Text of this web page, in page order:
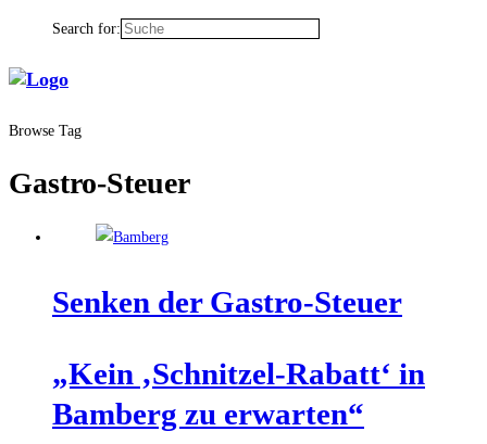
Search for:
Browse Tag
Gastro-Steuer
Sen­ken der Gastro-Steuer
„Kein ‚Schnit­zel-Rabatt‘ in
Bam­berg zu erwarten“